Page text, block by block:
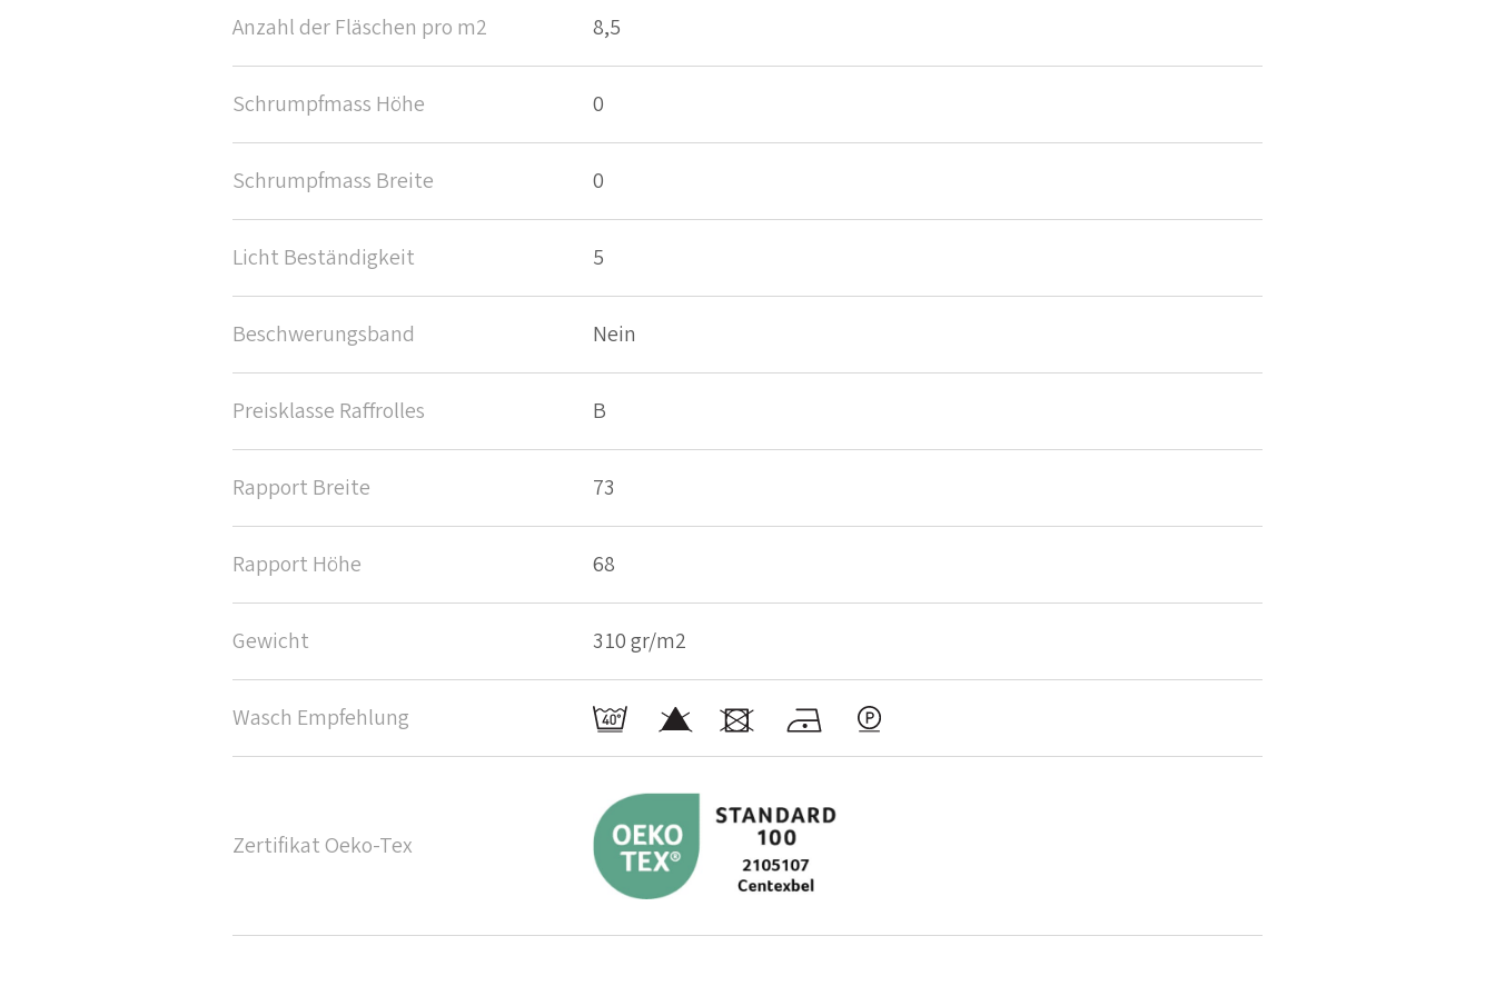
Anzahl der Fläschen pro m2 8,5
Schrumpfmass Höhe 0
Schrumpfmass Breite 0
Licht Beständigkeit 5
Beschwerungsband Nein
Preisklasse Raffrolles B
Rapport Breite 73
Rapport Höhe 68
Gewicht 310 gr/m2
Wasch Empfehlung
Zertifikat Oeko-Tex